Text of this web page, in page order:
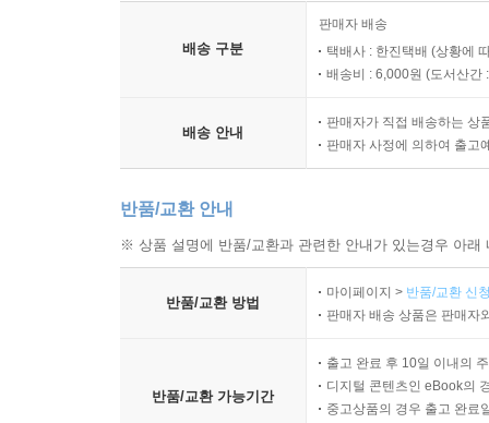
있지 못한 작가들의 모든 작품을 오늘날 독자에
이번 컬렉션의 출간 과정은 그 시작부터 순탄치
다양한 형태로 이루어지고 있기 때문에 그 모든
출간 기간이 길어지다 보니 에코 저서의 출판
출간까지 적지 않은 시간이 걸린 데에는 또 다
있을뿐더러 에코가 책에서 거론하는 인물, 사
때문이다. 또한 특유의 에코식 글쓰기를 우리말
경우 편집자들이 원서를 대조하고 번역자들이
디자이너 들이 총동원되어 오류를 최소화하기
진행되었는데, 그런 식으로 만들어 본 가제본만 75
배송 구분
판매자 배송
택배사 : 한진택배 (상황에
배송비 : 6,000원 (도서산간
배송 안내
판매자가 직접 배송하는 상
판매자 사정에 의하여 출고
반품/교환 안내
※ 상품 설명에 반품/교환과 관련한 안내가 있는경우 아
반품/교환 방법
마이페이지 > 반품/교환 신
판매자 배송 상품은 판매자
반품/교환 가능기간
출고 완료 후 10일 이내의
디지털 콘텐츠인 eBook의
중고상품의 경우 출고 완료